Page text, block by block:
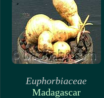
Euphorbiaceae
Madagascar